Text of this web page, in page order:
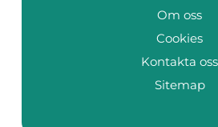
Om oss
Cookies
Kontakta oss
Sitemap